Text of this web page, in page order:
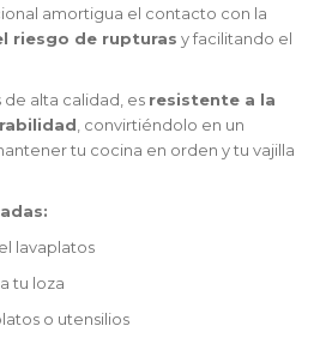
amortigua el contacto con la
riesgo de rupturas y facilitando el
alta calidad, es resistente a la
, convirtiéndolo en un
tu cocina en orden y tu vajilla
lavaplatos
tu loza
o utensilios